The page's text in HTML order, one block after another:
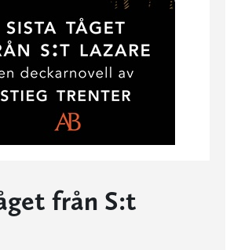
från S:t